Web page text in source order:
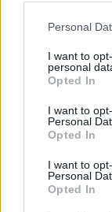
Personal
I want to
personal
Opted In
I want to
Personal
Opted In
I want to
Personal
Opted In
Susiję